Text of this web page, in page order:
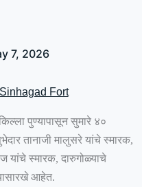
7, 2026
Sinhagad Fort
पुण्यापासून सुमारे ४०
तानाजी मालुसरे यांचे स्मारक,
यांचे स्मारक, दारुगोळ्याचे
आहेत.